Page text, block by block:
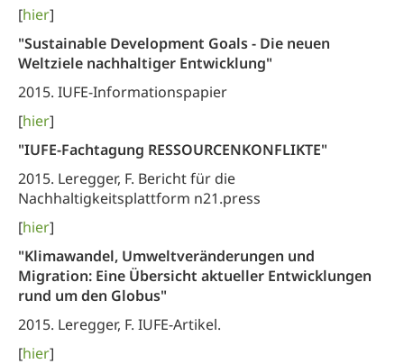
[hier]
"Sustainable Development Goals - Die neuen
Weltziele nachhaltiger Entwicklung"
2015. IUFE-Informationspapier
[hier]
"IUFE-Fachtagung RESSOURCENKONFLIKTE"
2015. Leregger, F. Bericht für die
Nachhaltigkeitsplattform n21.press
[hier]
"Klimawandel, Umweltveränderungen und
Migration: Eine Übersicht aktueller Entwicklungen
rund um den Globus"
2015. Leregger, F. IUFE-Artikel.
[hier]